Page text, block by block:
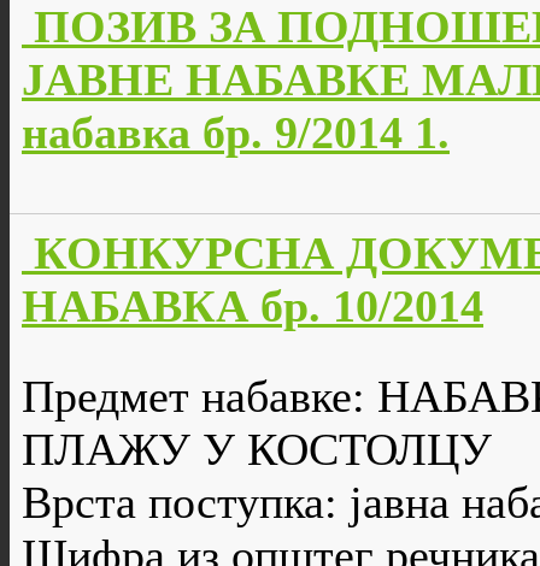
ПОЗИВ ЗА
ЈАВНЕ НАБАВКЕ
набавка бр. 9/2014 1.
КОНКУРСНА
НАБАВКА бр. 10/2014
Предмет набавке:
ПЛАЖУ У КОСТОЛЦУ
Врста поступка: јавна
Шифра из општег